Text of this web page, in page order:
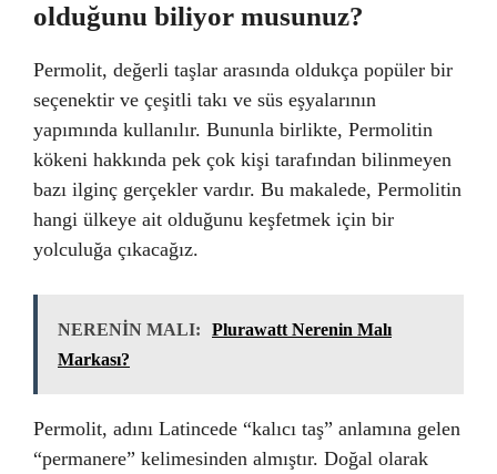
olduğunu biliyor musunuz?
Permolit, değerli taşlar arasında oldukça popüler bir
seçenektir ve çeşitli takı ve süs eşyalarının
yapımında kullanılır. Bununla birlikte, Permolitin
kökeni hakkında pek çok kişi tarafından bilinmeyen
bazı ilginç gerçekler vardır. Bu makalede, Permolitin
hangi ülkeye ait olduğunu keşfetmek için bir
yolculuğa çıkacağız.
NERENİN MALI:
Plurawatt Nerenin Malı
Markası?
Permolit, adını Latincede “kalıcı taş” anlamına gelen
“permanere” kelimesinden almıştır. Doğal olarak